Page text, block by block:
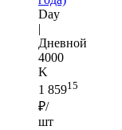
Day
|
Дневной
4000
K
1 85915
₽/
шт